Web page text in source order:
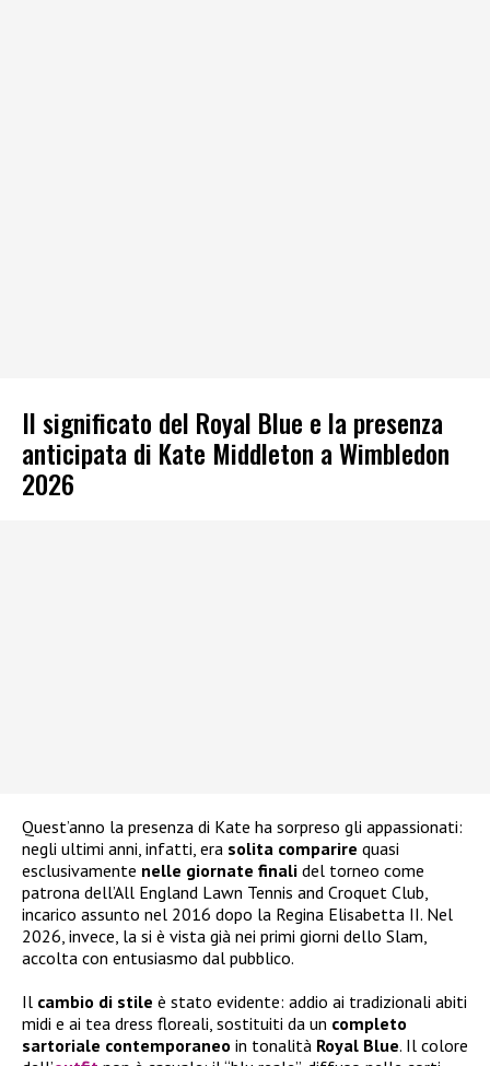
Il significato del Royal Blue e la presenza
anticipata di Kate Middleton a Wimbledon
2026
Quest’anno la presenza di Kate ha sorpreso gli appassionati:
negli ultimi anni, infatti, era solita comparire quasi
esclusivamente nelle giornate finali del torneo come
patrona dell’All England Lawn Tennis and Croquet Club,
incarico assunto nel 2016 dopo la Regina Elisabetta II. Nel
2026, invece, la si è vista già nei primi giorni dello Slam,
accolta con entusiasmo dal pubblico.
Il cambio di stile è stato evidente: addio ai tradizionali abiti
midi e ai tea dress floreali, sostituiti da un completo
sartoriale contemporaneo in tonalità Royal Blue. Il colore